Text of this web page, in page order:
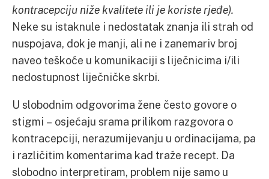
kontracepciju niže kvalitete ili je koriste rjeđe).
Neke su istaknule i nedostatak znanja ili strah od
nuspojava, dok je manji, ali ne i zanemariv broj
naveo teškoće u komunikaciji s liječnicima i/ili
nedostupnost liječničke skrbi.
U slobodnim odgovorima žene često govore o
stigmi – osjećaju srama prilikom razgovora o
kontracepciji, nerazumijevanju u ordinacijama, pa
i različitim komentarima kad traže recept. Da
slobodno interpretiram, problem nije samo u